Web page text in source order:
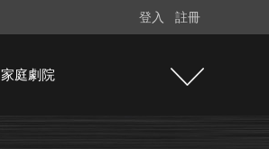
登入 註冊
家庭劇院